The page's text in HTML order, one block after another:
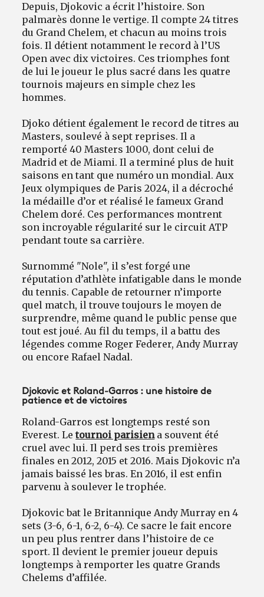
Depuis, Djokovic a écrit l’histoire. Son
palmarès donne le vertige. Il compte 24 titres
du Grand Chelem, et chacun au moins trois
fois. Il détient notamment le record à l’US
Open avec dix victoires. Ces triomphes font
de lui le joueur le plus sacré dans les quatre
tournois majeurs en simple chez les
hommes.
Djoko détient également le record de titres au
Masters, soulevé à sept reprises. Il a
remporté 40 Masters 1000, dont celui de
Madrid et de Miami. Il a terminé plus de huit
saisons en tant que numéro un mondial. Aux
Jeux olympiques de Paris 2024, il a décroché
la médaille d’or et réalisé le fameux Grand
Chelem doré. Ces performances montrent
son incroyable régularité sur le circuit ATP
pendant toute sa carrière.
Surnommé "Nole", il s’est forgé une
réputation d’athlète infatigable dans le monde
du tennis. Capable de retourner n’importe
quel match, il trouve toujours le moyen de
surprendre, même quand le public pense que
tout est joué. Au fil du temps, il a battu des
légendes comme Roger Federer, Andy Murray
ou encore Rafael Nadal.
Djokovic et Roland-Garros : une histoire de
patience et de victoires
Roland-Garros est longtemps resté son
Everest. Letournoi parisiena souvent été
cruel avec lui. Il perd ses trois premières
finales en 2012, 2015 et 2016. Mais Djokovic n’a
jamais baissé les bras. En 2016, il est enfin
parvenu à soulever le trophée.
Djokovic bat le Britannique Andy Murray en 4
sets (3-6, 6-1, 6-2, 6-4). Ce sacre le fait encore
un peu plus rentrer dans l’histoire de ce
sport. Il devient le premier joueur depuis
longtemps à remporter les quatre Grands
Chelems d’affilée.